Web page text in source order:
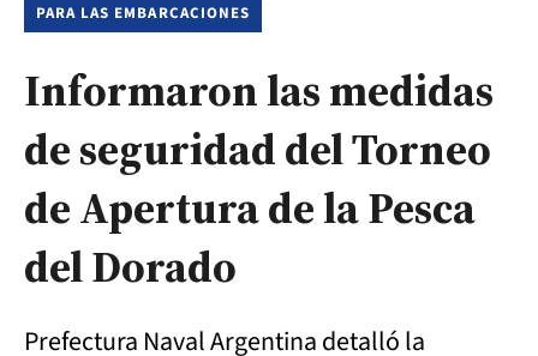
PARA LAS EMBARCACIONES
Informaron las medidas
de seguridad del Torneo
de Apertura de la Pesca
del Dorado
Prefectura Naval Argentina detalló la